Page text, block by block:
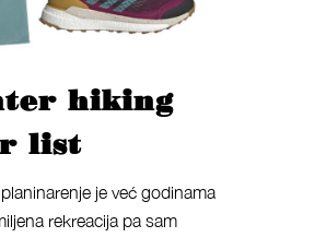
hiking
list
je već godinama
rekreacija pa sam